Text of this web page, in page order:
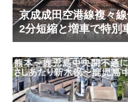
京成成田空港線複々
2分短縮と増車で特
ダイヤ改正予測(2029